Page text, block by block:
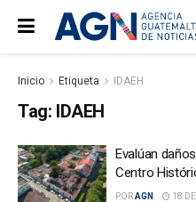
Inicio Etiqueta IDAEH
Tag: IDAEH
Evalúan
Centro
PORAGN 18